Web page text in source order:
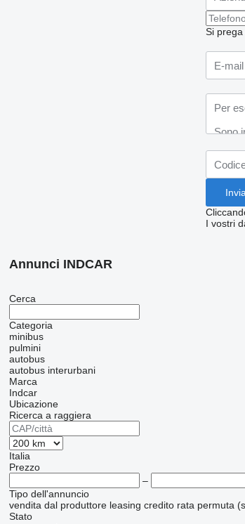
Si
I vostri
Annunci INDCAR
Cerca
Categoria
minibus
pulmini
autobus
autobus interurbani
Marca
Indcar
Ubicazione
Ricerca a raggiera
Italia
Prezzo
–
Tipo dell'annuncio
vendita dal produttore leasing credito rata permuta
Stato